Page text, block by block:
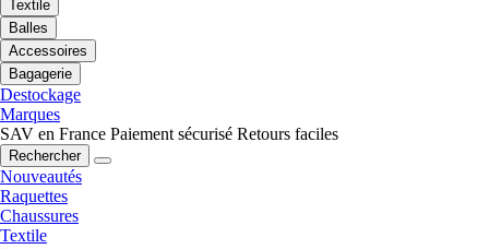
Textile
Balles
Accessoires
Bagagerie
Destockage
Marques
SAV en France Paiement sécurisé Retours faciles
Rechercher
Nouveautés
Raquettes
Chaussures
Textile